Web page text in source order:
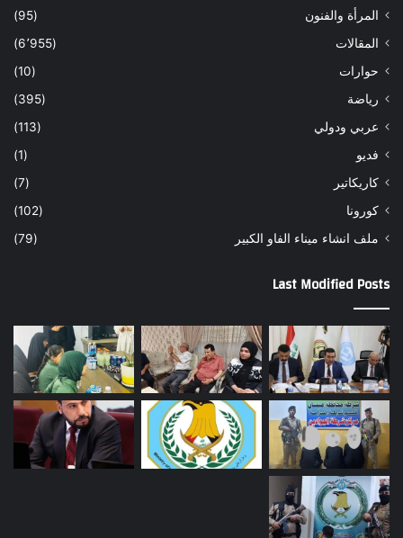
المرأة والفنون
(95)
المقالات
(6٬955)
حوارات
(10)
رياضة
(395)
عربي ودولي
(113)
فديو
(1)
كاريكاتير
(7)
كورونا
(102)
ملف انشاء ميناء الفاو الكبير
(79)
Last Modified Posts